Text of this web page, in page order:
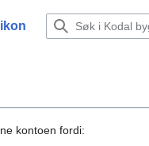
kontoen fordi: